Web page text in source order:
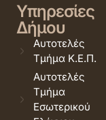
Υπηρεσίες
Δήμου
Αυτοτελές
Τμήμα Κ.Ε.Π.
Αυτοτελές
Τμήμα
Εσωτερικού